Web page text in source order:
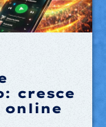
cresce
online